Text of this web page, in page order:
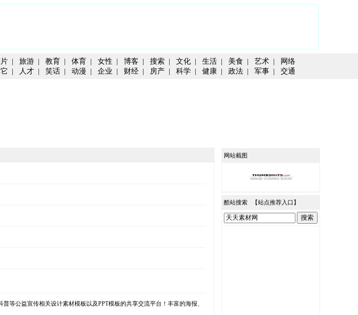
| 旅游 | 教育 | 体育 | 女性 | 博客 | 搜索 | 文化 | 生活 | 美食 | 艺术 |
网络
| 人才 | 笑话 | 动漫 | 企业 | 财经 | 房产 | 科学 | 健康 | 政法 | 军事 | 交通
等公益宣传相关设计素材模板以及PPT模板的共享交流平台！丰富的海报、
网站截图
酷站搜索 【站点推荐入口 】